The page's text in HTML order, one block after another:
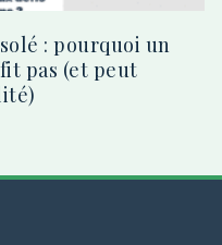
: pourquoi un
pas (et peut